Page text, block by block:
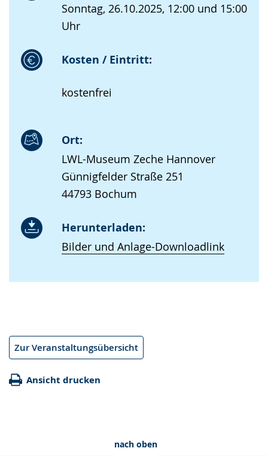
Sonntag, 26.10.2025, 12:00 und 15:00
Uhr
Kosten / Eintritt:
kostenfrei
Ort:
LWL-Museum Zeche Hannover
Günnigfelder Straße 251
44793 Bochum
Herunterladen:
Bilder und Anlage-Downloadlink
Zur Veranstaltungsübersicht
Ansicht drucken
nach oben